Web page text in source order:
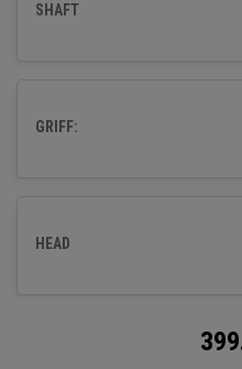
SHAFT
GRIFF:
HEAD